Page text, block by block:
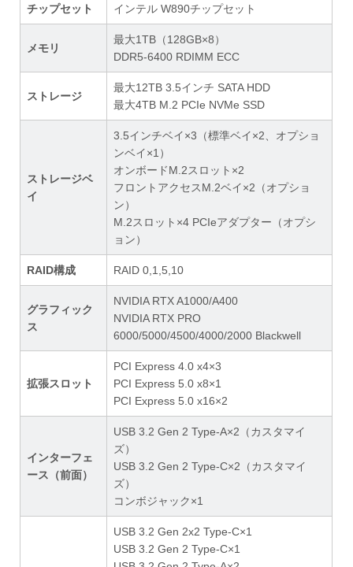
チップセット インテル W890チップセット
メモリ
最大1TB（128GB×8）
DDR5-6400 RDIMM ECC
ストレージ
最大12TB 3.5インチ SATA HDD
最大4TB M.2 PCIe NVMe SSD
ストレージベ
イ
3.5インチベイ×3（標準ベイ×2、オプショ
ンベイ×1）
オンボードM.2スロット×2
フロントアクセスM.2ベイ×2（オプショ
ン）
M.2スロット×4 PCIeアダプター（オプシ
ョン）
RAID構成 RAID 0,1,5,10
グラフィック
ス
NVIDIA RTX A1000/A400
NVIDIA RTX PRO
6000/5000/4500/4000/2000 Blackwell
拡張スロット
PCI Express 4.0 x4×3
PCI Express 5.0 x8×1
PCI Express 5.0 x16×2
インターフェ
ース（前面）
USB 3.2 Gen 2 Type-A×2（カスタマイ
ズ）
USB 3.2 Gen 2 Type-C×2（カスタマイ
ズ）
コンボジャック×1
USB 3.2 Gen 2x2 Type-C×1
USB 3.2 Gen 2 Type-C×1